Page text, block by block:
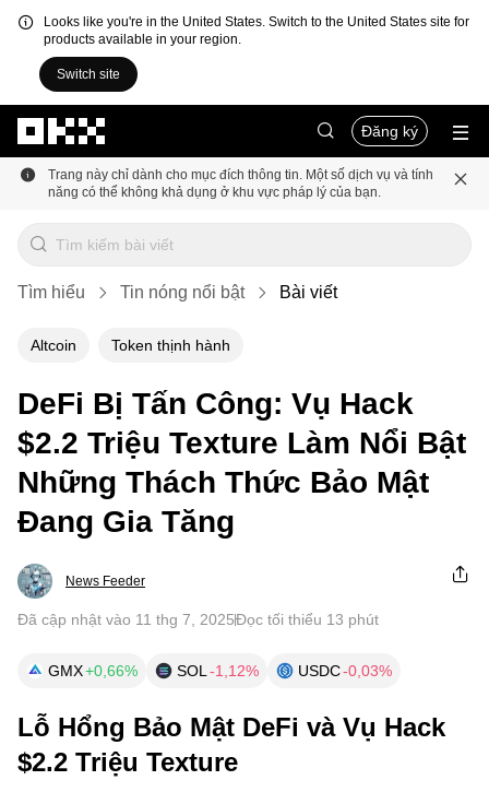
Looks like you're in the United States. Switch to the United States site for
products available in your region.
Switch site
Đăng ký
Trang này chỉ dành cho mục đích thông tin. Một số dịch vụ và tính
năng có thể không khả dụng ở khu vực pháp lý của bạn.
Tìm hiểu Tin nóng nổi bật Bài viết
Altcoin Token thịnh hành
DeFi Bị Tấn Công: Vụ Hack
$2.2 Triệu Texture Làm Nổi Bật
Những Thách Thức Bảo Mật
Đang Gia Tăng
News Feeder
Đã cập nhật vào 11 thg 7, 2025Đọc tối thiểu 13 phút
GMX+0,66% SOL -1,12% USDC-0,03%
Lỗ Hổng Bảo Mật DeFi và Vụ Hack
$2.2 Triệu Texture